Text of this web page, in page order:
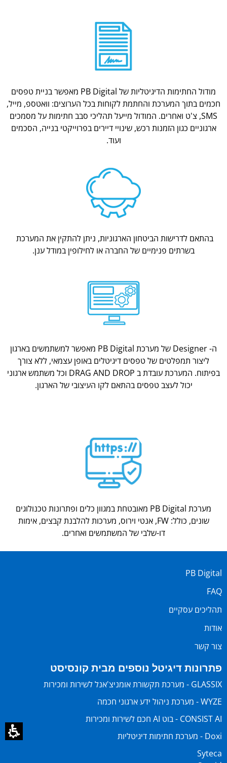
מודול החתימות הדיגיטליות של PB Digital מאפשר בניית טפסים
חכמים בתוך המערכת והחתמת לקוחות בכל הערוצים: וואטספ, מייל,
SMS, צ'ט ואחרים. המודול מייעל תהליכי סבב חתימות על מסמכים
ארגוניים כגון הזמנות רכש, שינויי דיירים בפרוייקטי בנייה, הסכמים
ועוד.
בהתאם לדרישות הביטחון הארגוניות, ניתן להתקין את המערכת
בשרתים פנימיים של החברה או לחילופין במודל ענן.
ה- Designer של מערכת PB Digital מאפשר למשתמשים בארגון
ליצור תמפלטים של טפסים דיגיטלים באופן עצמאי, ללא צורך
בפיתוח. המערכת עובדת ב DRAG AND DROP וכל משתמש ארגוני
יכול לעצב טפסים בהתאם לקו העיצובי של הארגון.
מערכת PB Digital מאובטחת במגוון כלים ופתרונות טכנולוגים
שונים, כולל: FW, אנטי וירוס, מערכות להלבנת קבצים, אימות
דו-שלבי של המשתמשים ואחרים.
PB Digital
FAQ
תהליכים עסקיים
אודות
צור קשר
פתרונות דיגיטל נוספים מבית קונסיסט
GLASSIX - מערכת תקשורת אומניצ'אנל לשירות ומכירות
WYZE - מערכת ניהול ידע ארגוני חכמה
CONSIST AI - בוט AI חכם לשירות ומכירות
Doxi - מערכת חתימות דיגיטליות
Syteca